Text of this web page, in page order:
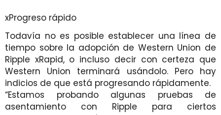
xProgreso rápido
Todavía no es posible establecer una línea de
tiempo sobre la adopción de Western Union de
Ripple xRapid, o incluso decir con certeza que
Western Union terminará usándolo. Pero hay
indicios de que está progresando rápidamente.
“Estamos probando algunas pruebas de
asentamiento con Ripple para ciertos